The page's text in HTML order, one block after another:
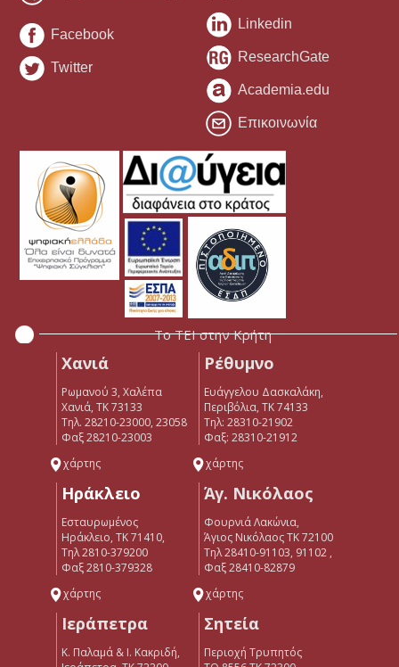
Facebook
Twitter
Linkedin
ResearchGate
Academia.edu
Επικοινωνία
Το ΤΕΙ στην Κρήτη
Χανιά
Ρωμανού 3, Χαλέπα
Χανιά, ΤΚ 73133
Τηλ. 28210-23000, 23058
Φαξ 28210-23003
χάρτης
Ρέθυμνο
Ευάγγελου Δασκαλάκη,
Περιβόλια, ΤΚ 74133
Tηλ: 28310-21902
Φαξ: 28310-21912
χάρτης
Ηράκλειο
Εσταυρωμένος
Ηράκλειο, ΤΚ 71410,
Τηλ 2810-379200
Φαξ 2810-379328
χάρτης
Άγ. Νικόλαος
Φουρνιά Λακώνια,
Άγιος Νικόλαος ΤΚ 72100
Τηλ 28410-91103, 91102 ,
Φαξ 28410-82879
χάρτης
Ιεράπετρα
Κ. Παλαμά & Ι. Κακριδή,
Σητεία
Περιοχή Τρυπητός